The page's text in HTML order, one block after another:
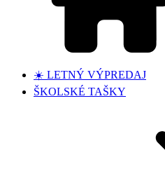
☀️ LETNÝ VÝPREDAJ
ŠKOLSKÉ TAŠKY